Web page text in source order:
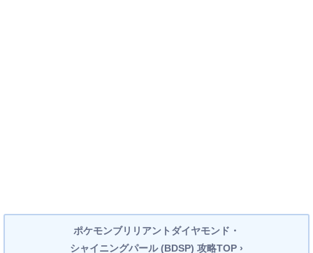
ポケモンブリリアントダイヤモンド・
シャイニングパール (BDSP) 攻略TOP ›